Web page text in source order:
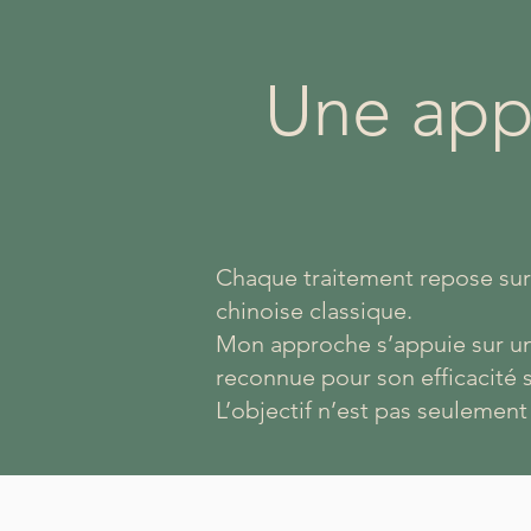
Une
Chaque traitement repose
chinoise classique.
Mon approche s’appuie sur
reconnue pour son efficacité
L’objectif n’est pas